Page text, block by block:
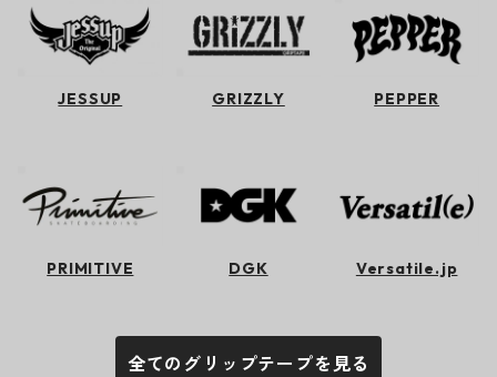
JESSUP GRIZZLY PEPPER
PRIMITIVE DGK Versatile.jp
全てのグリップテープを見る